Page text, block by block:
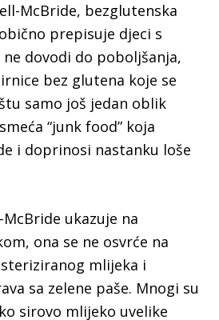
McBride, bezglutenska
prepisuje djeci s
dovodi do poboljšanja,
bez glutena koje se
samo još jedan oblik
“junk food” koja
i doprinosi nastanku loše
ukazuje na
ona se ne osvrće na
mlijeka i
sa zelene paše. Mnogi su
sirovo mlijeko uvelike